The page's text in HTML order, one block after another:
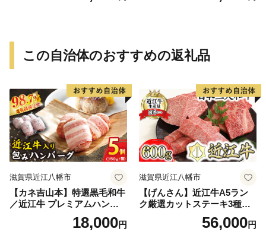
この自治体のおすすめの返礼品
滋賀県近江八幡市
【カネ吉山本】特選黒毛和牛
／近江牛 プレミアムハンバ
ーグ 5個箱入【750ｇ（約150
ｇ×5個）】【Y095W】
18,000円
滋賀県近江八幡市
【げんさん】近江牛A5ラン
ク厳選カットステーキ3種【6
00g】【DG03W】（国産牛
和牛 ブランド牛 ブランド
56,000円